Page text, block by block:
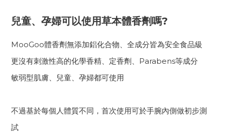
兒童、孕婦可以使用草本體香劑嗎?
MooGoo體香劑無添加鋁化合物、全成分皆為安全食品級
更沒有刺激性高的化學香精、定香劑、Parabens等成分
敏弱型肌膚、兒童、孕婦都可使用
不過基於每個人體質不同，首次使用可於手腕內側做初步測
試